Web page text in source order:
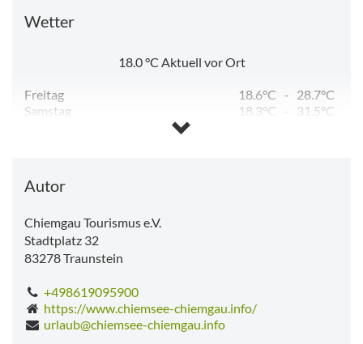
Wetter
18.0°C Aktuell vor Ort
Freitag 18.6°C - 28.7°C
Samstag
18.3°C -
31.5°C
Autor
Chiemgau Tourismus e.V.
Stadtplatz 32
83278Traunstein
+498619095900
https://www.chiemsee-chiemgau.info/
urlaub@chiemsee-chiemgau.info